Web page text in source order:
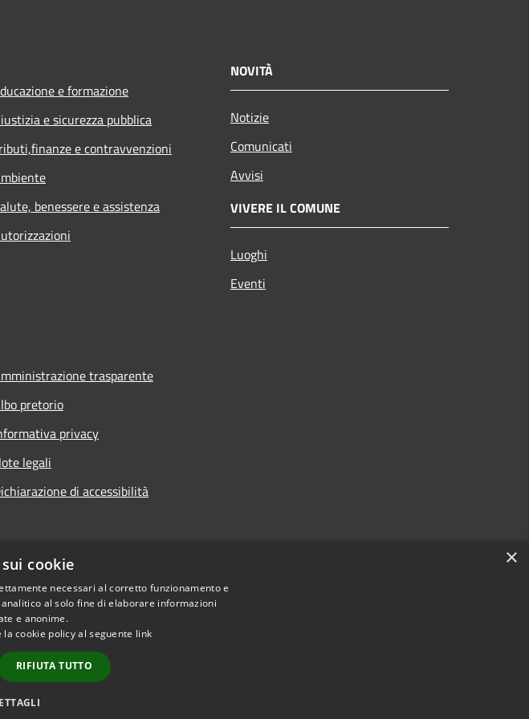
e formazione
e sicurezza pubblica
e contravvenzioni
benessere e assistenza
NOVITÀ
Notizie
Comunicati
Avvisi
VIVERE IL COMUNE
Luoghi
Eventi
trasparente
pretorio
privacy
legali
di accessibilità
Copyright © 2026 • Comune di Linarolo • Powered by
×
cookie
necessari al corretto funzionamento e
al solo fine di elaborare informazioni
e anonime.
cookie policy al seguente link
RIFIUTA TUTTO